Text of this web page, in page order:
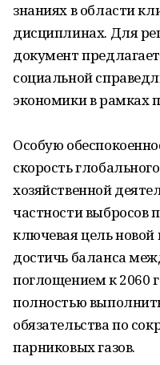
знаниях в области
дисциплинах. Для
документ
социальной
экономики в рамках
Особую
скорость
хозяйственной
частности выбросов
ключевая цель
достичь баланса
поглощением к 2060
полностью
обязательства по
парниковых газов.